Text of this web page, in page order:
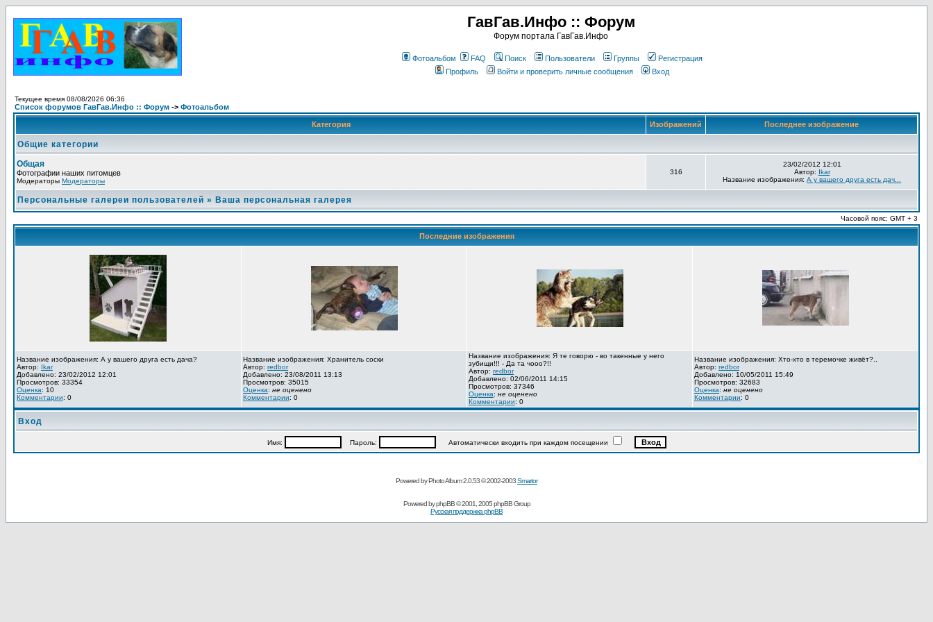
ГавГав.Инфо :: Форум
Форум портала ГавГав.Инфо
Фотоальбом FAQ Поиск Пользователи Группы
Регистрация
Профиль
Войти и проверить личные сообщения Вход
Текущее время 08/08/2026 06:36
Список форумов ГавГав.Инфо :: Форум -> Фотоальбом
Категория Изображений Последнее изображение
Общие категории
Общая
Фотографии наших питомцев
Модераторы Модераторы
316
23/02/2012 12:01
Автор: Ikar
Название изображения: А у вашего друга есть дач...
Персональные галереи пользователей » Ваша персональная галерея
Часовой пояс: GMT + 3
Последние изображения
Название изображения: А у вашего друга есть дача?
Автор: Ikar
Добавлено: 23/02/2012 12:01
Просмотров: 33354
Оценка: 10
Комментарии: 0
Название изображения: Хранитель соски
Автор: redbor
Добавлено: 23/08/2011 13:13
Просмотров: 35015
Оценка: не оценено
Комментарии: 0
Название изображения: Я те говорю - во такенные у него
зубищи!!! - Да та чооо?!!
Автор: redbor
Добавлено: 02/06/2011 14:15
Просмотров: 37346
Оценка: не оценено
Комментарии: 0
Название изображения: Хто-хто в теремочке живёт?..
Автор: redbor
Добавлено: 10/05/2011 15:49
Просмотров: 32683
Оценка: не оценено
Комментарии: 0
Вход
Имя: Пароль: Автоматически входить при каждом посещении
Powered by Photo Album 2.0.53 © 2002-2003Smartor
Powered byphpBB© 2001, 2005 phpBB Group
Русская поддержка phpBB